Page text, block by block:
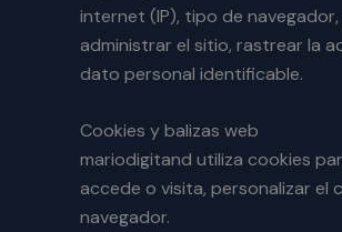
internet (IP), tipo de
administrar el sitio, rastrear la
dato personal identificable.
Cookies y balizas web
mariodigitand utiliza cookies
accede o visita, personalizar el
navegador.